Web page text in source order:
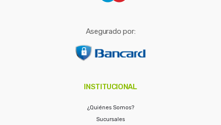
Asegurado por:
INSTITUCIONAL
¿Quiénes Somos?
Sucursales